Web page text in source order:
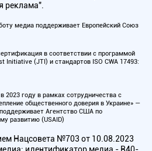
реклама".
медиа поддерживает Европейский Союз
в соответствии с программой
Initiative (JTI) и стандартов ISO CWA 17493:
2023 году в рамках сотрудничества с
общественного доверия в Украине» —
Агентство США по
развитию (USAID)
Нацсовета №703 от 10.08.2023